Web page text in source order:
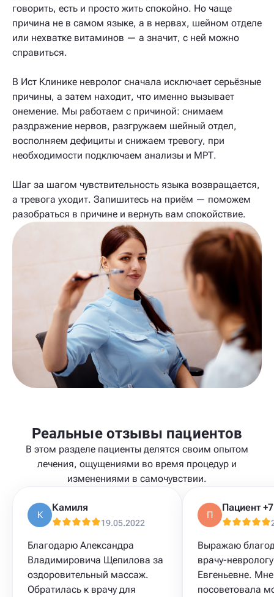
говорить, есть и просто жить спокойно. Но чаще
причина не в самом языке, а в нервах, шейном отделе
или нехватке витаминов — а значит, с ней можно
справиться.
В Ист Клинике невролог сначала исключает серьёзные
причины, а затем находит, что именно вызывает
онемение. Мы работаем с причиной: снимаем
раздражение нервов, разгружаем шейный отдел,
восполняем дефициты и снижаем тревогу, при
необходимости подключаем анализы и МРТ.
Шаг за шагом чувствительность языка возвращается,
а тревога уходит. Запишитесь на приём — поможем
разобраться в причине и вернуть вам спокойствие.
Реальные отзывы пациентов
В этом разделе пациенты делятся своим опытом
лечения, ощущениями во время процедур и
изменениями в самочувствии.
К
Камиля
19.05.2022
Благодарю Александра
Владимировича Щепилова за
оздоровительный массаж.
Обратилась к врачу для
П
Выражаю
врачу-
Евгеньевне. Мне
посоветовала